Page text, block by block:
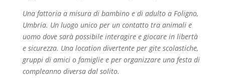
Una fattoria a misura di bambino e di adulto a Foligno,
Umbria. Un luogo unico per un contatto tra animali e
uomo dove sarà possibile interagire e giocare in libertà
e sicurezza. Una location divertente per gite scolastiche,
gruppi di amici o famiglie e per organizzare una festa di
compleanno diversa dal solito.